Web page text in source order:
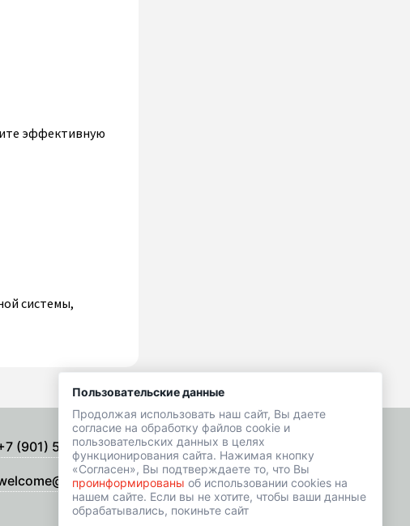
эффективную
системы,
Пользовательские данные
Продолжая использовать наш сайт, Вы даете
согласие на обработку файлов cookie и
пользовательских данных в целях
функционирования сайта. Нажимая кнопку
«Согласен», Вы подтверждаете то, что Вы
проинформированы об использовании cookies на
нашем сайте. Если вы не хотите, чтобы ваши данные
обрабатывались, покиньте сайт
(901) 518-01-49 Подписаться на рассылку